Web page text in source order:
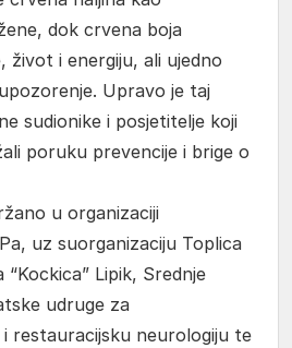
dok crvena boja
život i energiju, ali ujedno
Upravo je taj
sudionike i posjetitelje koji
poruku prevencije i brige o
u organizaciji
uz suorganizaciju Toplica
Lipik, Srednje
udruge za
restauracijsku neurologiju te